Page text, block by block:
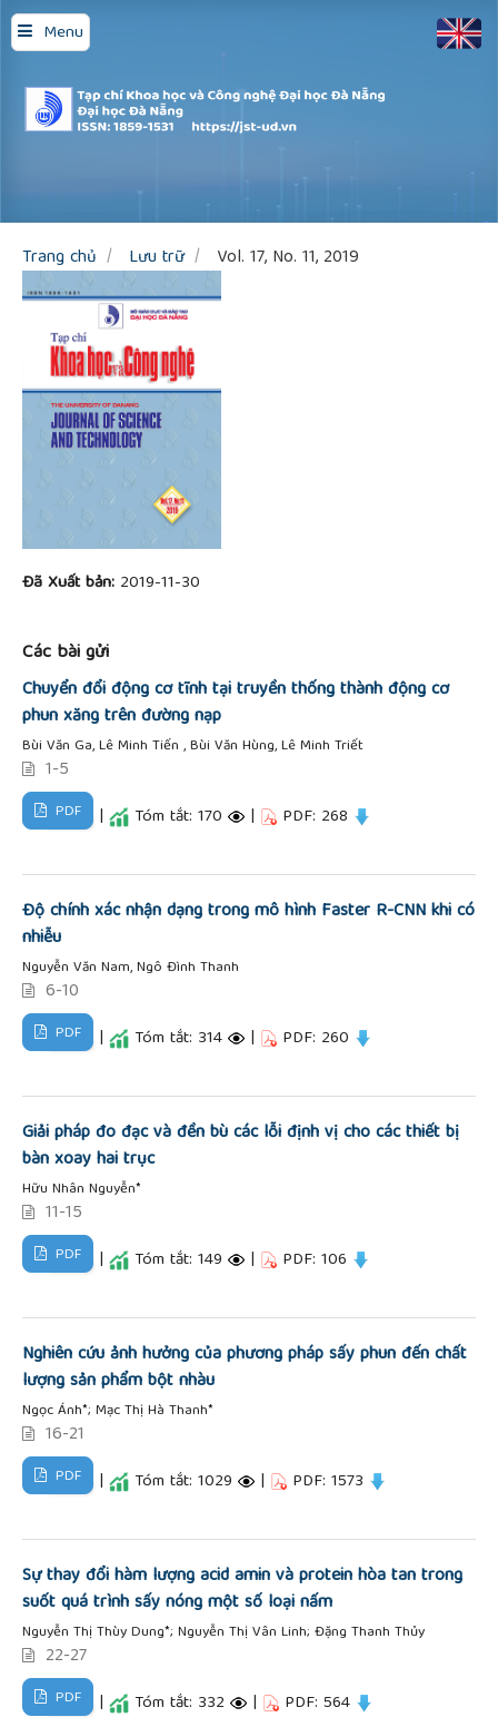
Menu
Quick
jump
to
page
content
Main
Sidebar
Trang chủ Lưu trữ Vol. 17, No. 11, 2019
Đã Xuất bản: 2019-11-30
Các bài gửi
Chuyển đổi động cơ tĩnh tại truyền thống thành động cơ
phun xăng trên đường nạp
Bùi Văn Ga, Lê Minh Tiến , Bùi Văn Hùng, Lê Minh Triết
1-5
PDF | Tóm tắt: 170 | PDF: 268
Độ chính xác nhận dạng trong mô hình Faster R-CNN khi có
nhiễu
Nguyễn Văn Nam, Ngô Đình Thanh
6-10
PDF | Tóm tắt: 314 | PDF: 260
Giải pháp đo đạc và đền bù các lỗi định vị cho các thiết bị
bàn xoay hai trục
Hữu Nhân Nguyễn*
11-15
PDF | Tóm tắt: 149 | PDF: 106
Nghiên cứu ảnh hưởng của phương pháp sấy phun đến chất
lượng sản phẩm bột nhàu
Ngọc Ánh*; Mạc Thị Hà Thanh*
16-21
PDF | Tóm tắt: 1029 | PDF: 1573
Sự thay đổi hàm lượng acid amin và protein hòa tan trong
suốt quá trình sấy nóng một số loại nấm
Nguyễn Thị Thùy Dung*; Nguyễn Thị Vân Linh; Đặng Thanh Thủy
22-27
PDF | Tóm tắt: 332 | PDF: 564